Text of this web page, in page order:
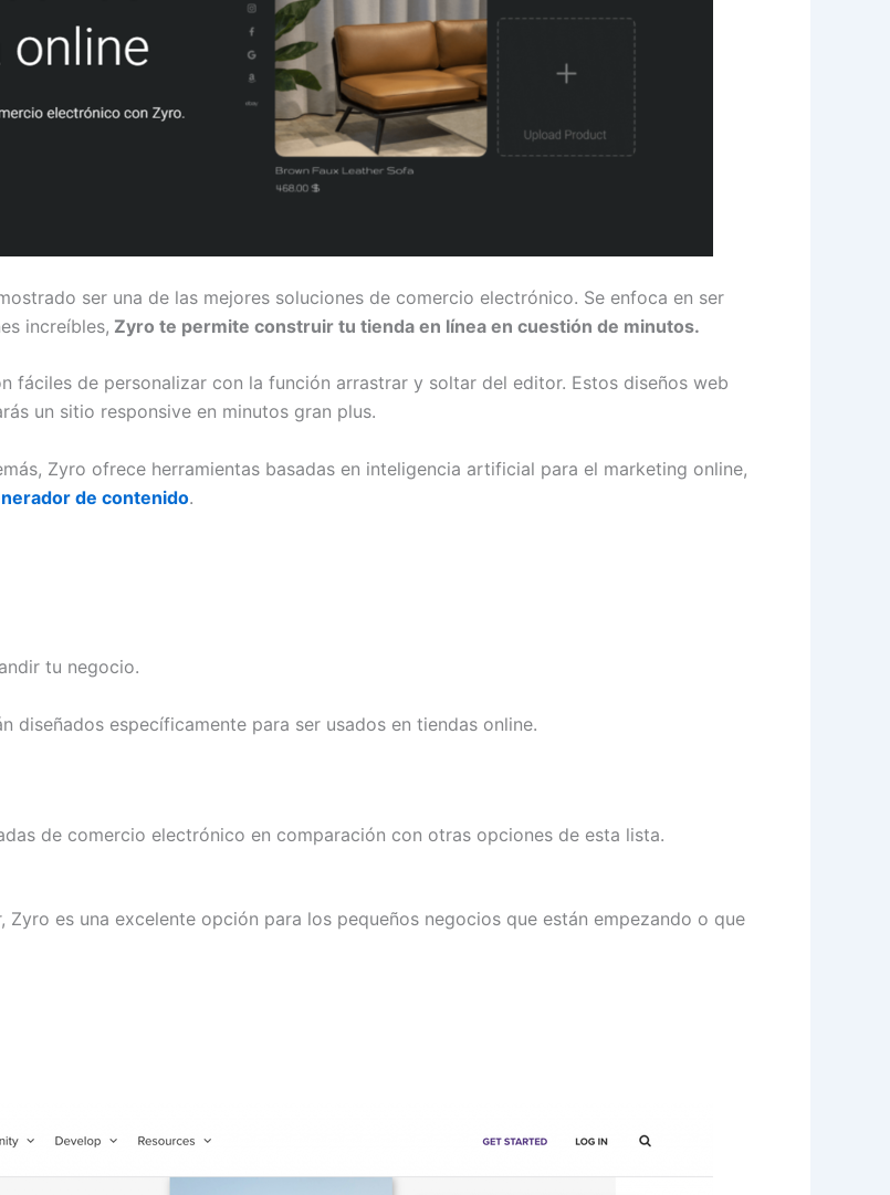
ser una de las mejores soluciones de comercio electrónico. Se enfoca en ser
increíbles, Zyro te permite construir tu tienda en línea en cuestión de minutos.
fáciles de personalizar con la función arrastrar y soltar del editor. Estos diseños web
un sitio responsive en minutos gran plus.
Zyro ofrece herramientas basadas en inteligencia artificial para el marketing online,
de contenido.
tu negocio.
diseñados específicamente para ser usados en tiendas online.
de comercio electrónico en comparación con otras opciones de esta lista.
es una excelente opción para los pequeños negocios que están empezando o que